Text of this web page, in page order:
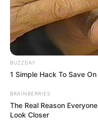
BUZZDAY
1 Simple Hack To Save
BRAINBERRIES
The Real Reason
Look Closer